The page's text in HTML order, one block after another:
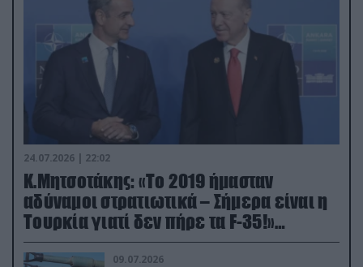
24.07.2026 | 22:02
Κ.Μητσοτάκης: «Το 2019 ήμασταν
αδύναμοι στρατιωτικά – Σήμερα είναι η
Τουρκία γιατί δεν πήρε τα F-35!»
(βίντεο)
09.07.2026